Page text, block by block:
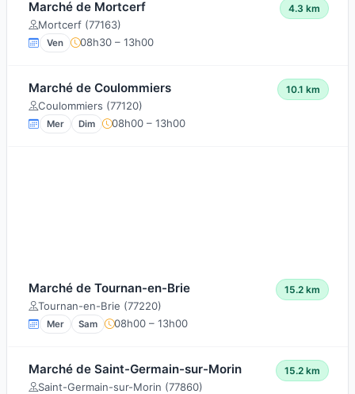
Marché de Mortcerf
Mortcerf (77163)
4.3 km
Ven 08h30 – 13h00
Marché de Coulommiers
Coulommiers (77120)
10.1 km
Mer Dim 08h00 – 13h00
Marché de Tournan-en-Brie
Tournan-en-Brie (77220)
15.2 km
Mer Sam 08h00 – 13h00
Marché de Saint-Germain-sur-Morin
Saint-Germain-sur-Morin (77860)
15.2 km